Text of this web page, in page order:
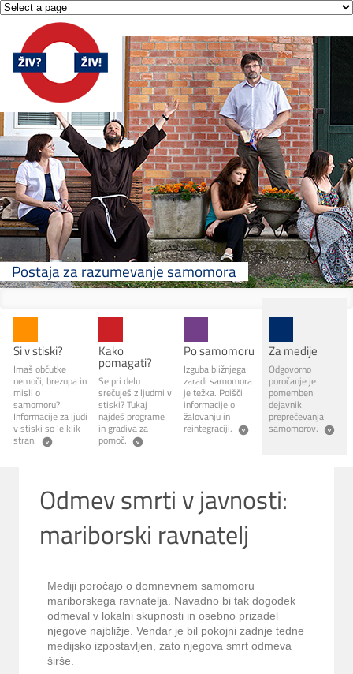
Postaja za razumevanje samomora
Si v stiski?
Imaš občutke
nemoči, brezupa in
misli o
samomoru?
Informacije za ljudi
v stiski so le klik
stran.
Kako
pomagati?
Se pri delu
srečuješ z ljudmi v
stiski? Tukaj
najdeš programe
in gradiva za
pomoč.
Po samomoru
Izguba bližnjega
zaradi samomora
je težka. Poišči
informacije o
žalovanju in
reintegraciji.
Za medije
Odgovorno
poročanje je
pomemben
dejavnik
preprečevanja
samomorov.
Odmev smrti v javnosti:
mariborski ravnatelj
Mediji poročajo o domnevnem samomoru
mariborskega ravnatelja. Navadno bi tak dogodek
odmeval v lokalni skupnosti in osebno prizadel
njegove najbližje. Vendar je bil pokojni zadnje tedne
medijsko izpostavljen, zato njegova smrt odmeva
širše.